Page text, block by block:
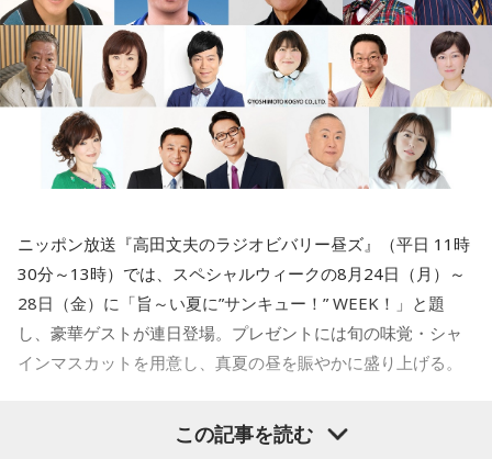
放送開始20年を超える人気番組です。上沼さんのほかに、キ
ングコングの梶原雄太さん、シャンプーハットのてつじさん
（隔週交代）、さらに、北村真平アナウンサーのトリオで放
送されています。
とです。3時間弱の番組ですが、曲はほとんどかからず、あく
までもフリートークがメインです。旦那や姑、社会への不満
などなど、とにかく話が尽きません。以前、「あらびきウイ
ンナーはどのようにして食べると一番美味しいか」というこ
とについてだけで、30分もトークを繰り広げたこともありま
送で「例えば［CMまで4分ある］と言われたら、その4分で何
ていただけますか？
三輪田：寛弘2年、西暦で申しますと1005年まで遡ります。
寺内：1005年！？ 飛んだなぁ（笑）。
小林：普通、飛ぶの1個しかないよね？
寺内：10万飛んで8000円とかね(笑)。
三輪田：平安時代の後期、一条天皇の御代に創建された神社
でございます。
すよね。そんな時からずっとあるんだ。
ニッポン放送『高田文夫のラジオビバリー昼ズ』（平日 11時
30分～13時）では、スペシャルウィークの8月24日（月）～
28日（金）に「旨～い夏に”サンキュー！” WEEK！」と題
し、豪華ゲストが連日登場。プレゼントには旬の味覚・シャ
インマスカットを用意し、真夏の昼を賑やかに盛り上げる。
8月24日（月）はTV番組でのウォーキングロケを観た高田文
この記事を読む